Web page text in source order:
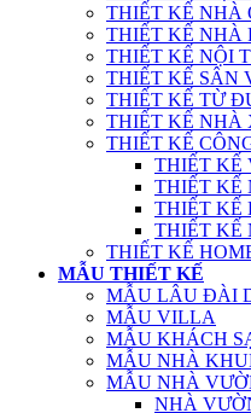
THIẾT KẾ NHÀ
THIẾT KẾ NHÀ
THIẾT KẾ NỘI
THIẾT KẾ SÂN
THIẾT KẾ TỪ
THIẾT KẾ NHÀ
THIẾT KẾ
THIẾT KẾ
THIẾT KẾ
THIẾT KẾ
THIẾT KẾ
THIẾT KẾ
MẪU THIẾT KẾ
MẪU LÂU ĐÀI
MẪU VILLA
MẪU KHÁCH
MẪU NHÀ
MẪU NHÀ
NHÀ